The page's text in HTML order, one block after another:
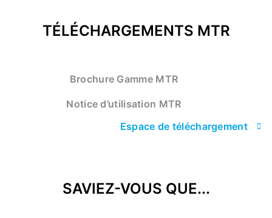
TÉLÉCHARGEMENTS MTR
Brochure Gamme MTR
Notice d’utilisation MTR
Espace de téléchargement
SAVIEZ-VOUS QUE...